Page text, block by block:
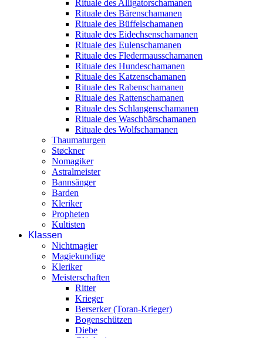
Rituale des Alligatorschamanen
Rituale des Bärenschamanen
Rituale des Büffelschamanen
Rituale des Eidechsenschamanen
Rituale des Eulenschamanen
Rituale des Fledermausschamanen
Rituale des Hundeschamanen
Rituale des Katzenschamanen
Rituale des Rabenschamanen
Rituale des Rattenschamanen
Rituale des Schlangenschamanen
Rituale des Waschbärschamanen
Rituale des Wolfschamanen
Thaumaturgen
Støckner
Nomagiker
Astralmeister
Bannsänger
Barden
Kleriker
Propheten
Kultisten
Klassen
Nichtmagier
Magiekundige
Kleriker
Meisterschaften
Ritter
Krieger
Berserker (Toran-Krieger)
Bogenschützen
Diebe